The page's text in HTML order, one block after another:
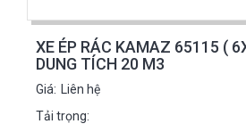
XE ÉP RÁC KAMAZ 65115 (
DUNG TÍCH 20 M3
Giá:
Liên hệ
Tải trọng: